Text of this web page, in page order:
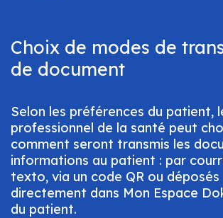
Choix de modes de
de document
Selon les préférences du patient,
professionnel de la santé peut
comment seront transmis les
informations au patient : par
texto, via un code QR ou déposés
directement dans Mon Espace
du patient.